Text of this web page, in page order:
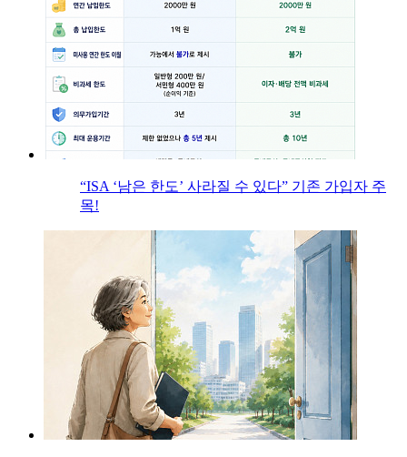
“ISA ‘남은 한도’ 사라질 수 있다” 기존 가입자 주
목!